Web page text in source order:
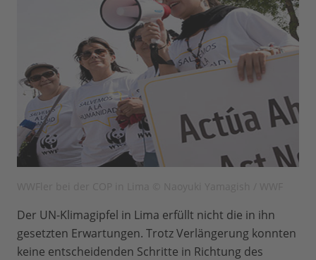
Der UN-Klimagipfel in Lima erfüllt nicht die in ihn
gesetzten Erwartungen. Trotz Verlängerung konnten
keine entscheidenden Schritte in Richtung des